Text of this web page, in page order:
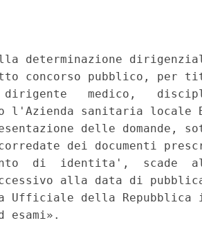
determinazione
concorso pubblico, per
medico,
l'Azienda sanitaria
delle domande,
dei documenti
di  identita',  scade
alla data di
Ufficiale della
esami».